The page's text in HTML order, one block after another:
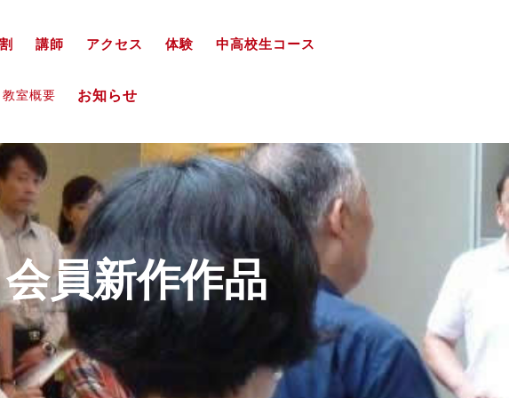
講師 アクセス 体験
中高校生コース
教室概要 お知らせ
会員新作作品